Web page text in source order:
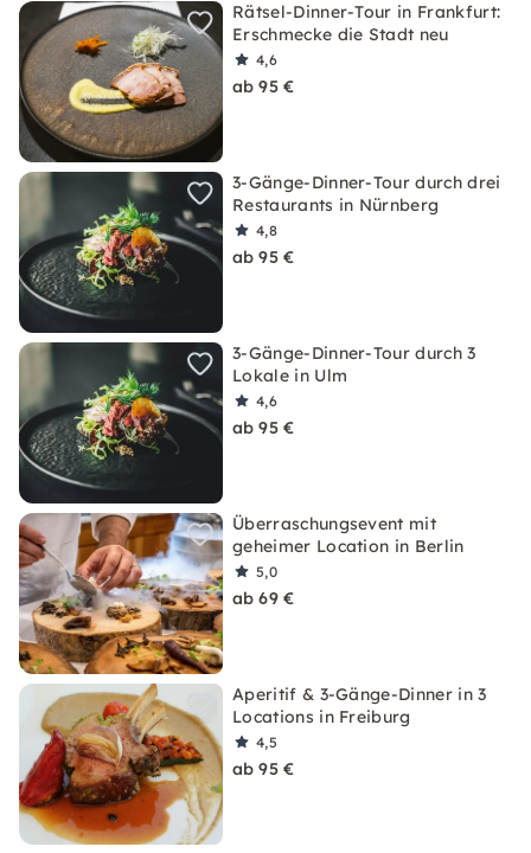
Rätsel-Dinner-Tour in Frankfurt:
Erschmecke die Stadt neu
4,6
ab 95 €
3-Gänge-Dinner-Tour durch drei
Restaurants in Nürnberg
4,8
ab 95 €
3-Gänge-Dinner-Tour durch 3
Lokale in Ulm
4,6
ab 95 €
Überraschungsevent mit
geheimer Location in Berlin
5,0
ab 69 €
Aperitif & 3-Gänge-Dinner in 3
Locations in Freiburg
4,5
ab 95 €